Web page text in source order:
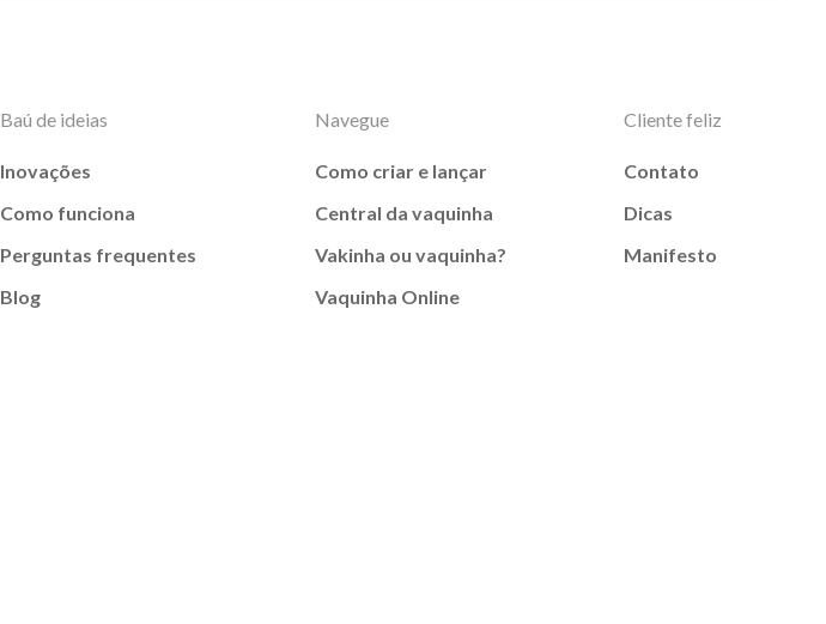
Baú de ideias
Inovações
Como funciona
Perguntas frequentes
Blog
Navegue
Como criar e lançar
Central da vaquinha
Vakinha ou vaquinha?
Vaquinha Online
Cliente feliz
Contato
Dicas
Manifesto